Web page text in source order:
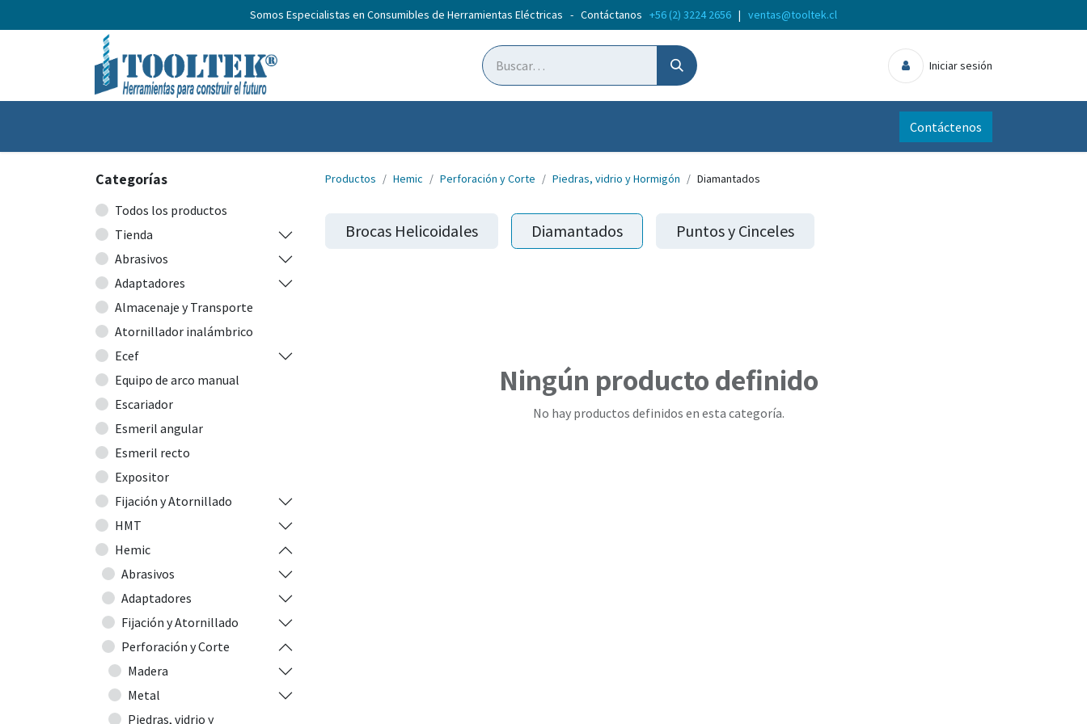
Somos Especialistas en Consumibles de Herramientas Eléctricas - Contáctanos +56 (2) 3224 2656 | ventas@tooltek.cl
Iniciar sesión
Contáctenos
Categorías
Todos los productos
Tienda
Abrasivos
Adaptadores
Almacenaje y Transporte
Atornillador inalámbrico
Ecef
Equipo de arco manual
Escariador
Esmeril angular
Esmeril recto
Expositor
Fijación y Atornillado
HMT
Hemic
Abrasivos
Adaptadores
Fijación y Atornillado
Perforación y Corte
Madera
Metal
Piedras, vidrio y
Productos Hemic Perforación y Corte Piedras, vidrio y Hormigón Diamantados
Brocas Helicoidales Diamantados Puntos y Cinceles
Ningún producto definido
No hay productos definidos en esta categoría.